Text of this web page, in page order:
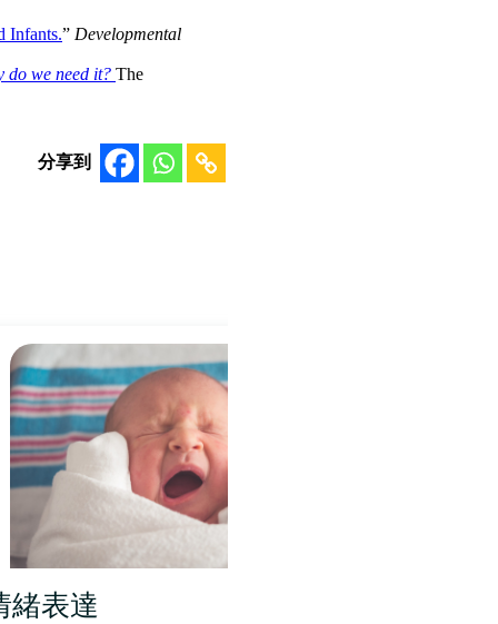
Infants.” Developmental
do we need it? The
分享到